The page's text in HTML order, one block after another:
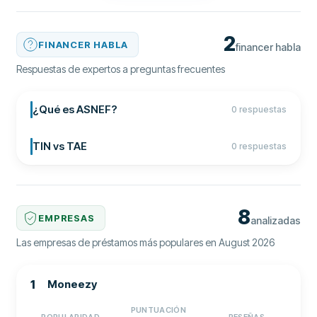
FINANCER HABLA 2financer habla
Respuestas de expertos a preguntas frecuentes
¿Qué es ASNEF? 0 respuestas
TIN vs TAE 0 respuestas
EMPRESAS 8analizadas
Las empresas de préstamos más populares en August 2026
1 Moneezy
PUNTUACIÓN